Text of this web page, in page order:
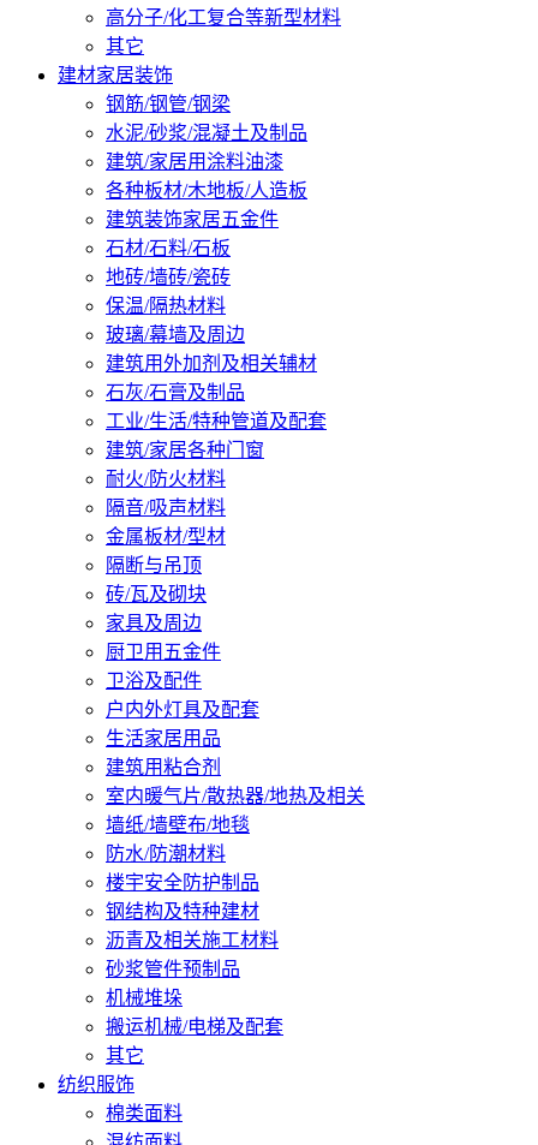
高分子/化工复合等新型材料
其它
建材家居装饰
钢筋/钢管/钢梁
水泥/砂浆/混凝土及制品
建筑/家居用涂料油漆
各种板材/木地板/人造板
建筑装饰家居五金件
石材/石料/石板
地砖/墙砖/瓷砖
保温/隔热材料
玻璃/幕墙及周边
建筑用外加剂及相关辅材
石灰/石膏及制品
工业/生活/特种管道及配套
建筑/家居各种门窗
耐火/防火材料
隔音/吸声材料
金属板材/型材
隔断与吊顶
砖/瓦及砌块
家具及周边
厨卫用五金件
卫浴及配件
户内外灯具及配套
生活家居用品
建筑用粘合剂
室内暖气片/散热器/地热及相关
墙纸/墙壁布/地毯
防水/防潮材料
楼宇安全防护制品
钢结构及特种建材
沥青及相关施工材料
砂浆管件预制品
机械堆垛
搬运机械/电梯及配套
其它
纺织服饰
棉类面料